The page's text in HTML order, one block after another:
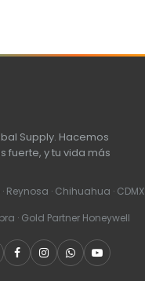
Supply. Hacemos
fuerte, y tu vida más
Reynosa · Chihuahua · CDMX
· Gold Partner Honeywell